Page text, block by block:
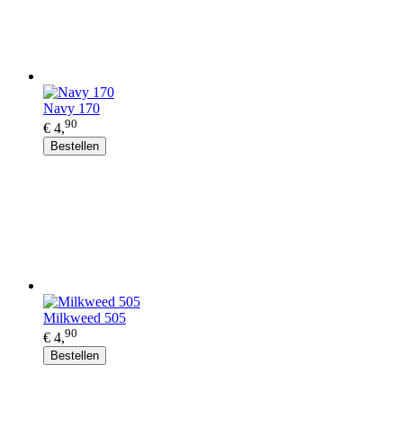
Navy 170
€ 4,90
Bestellen
Milkweed 505
€ 4,90
Bestellen